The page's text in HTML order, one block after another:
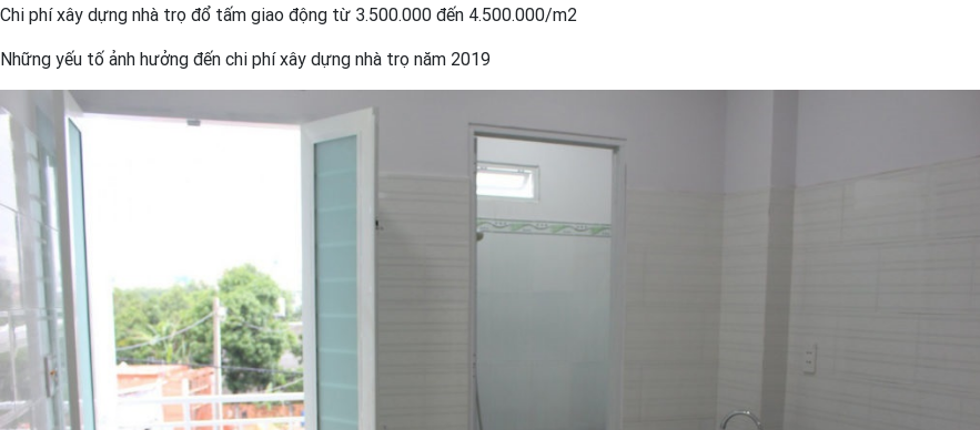
Chi phí xây dựng nhà trọ đổ tấm giao động từ 3.500.000 đến 4.500.000/m2
Những yếu tố ảnh hưởng đến chi phí xây dựng nhà trọ năm 2019